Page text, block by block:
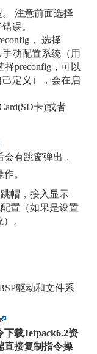
注意前面选择
误。
， 选择
动配置系统（用
preconfig，可以
定义），会在启
卡)或者
有跳窗弹出，
。
帽，接入显示
置（如果是设置
。
驱动和文件系
载Jetpack6.2资
直接复制指令操